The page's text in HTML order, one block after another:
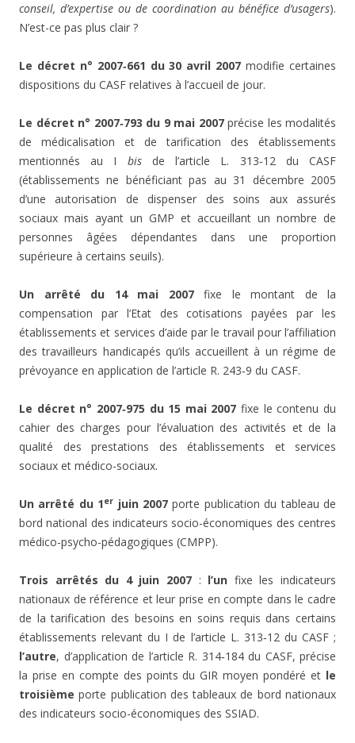
conseil, d’expertise ou de coordination au bénéfice d’usagers).
N’est-ce pas plus clair ?
Le décret n° 2007‑661 du 30 avril 2007 modifie certaines
dispositions du CASF relatives à l’accueil de jour.
Le décret n° 2007‑793 du 9 mai 2007précise les modalités
de médicalisation et de tarification des établissements
mentionnés au I bisde l’article L. 313‑12 du CASF
(établissements ne bénéficiant pas au 31 décembre 2005
d’une autorisation de dispenser des soins aux assurés
sociaux mais ayant un GMP et accueillant un nombre de
personnes âgées dépendantes dans une proportion
supérieure à certains seuils).
Un arrêté du 14 mai 2007fixe le montant de la
compensation par l’Etat des cotisations payées par les
établissements et services d’aide par le travail pour l’affiliation
des travailleurs handicapés qu’ils accueillent à un régime de
prévoyance en application de l’article R. 243‑9 du CASF.
Le décret n° 2007‑975 du 15 mai 2007 fixe le contenu du
cahier des charges pour l’évaluation des activités et de la
qualité des prestations des établissements et services
sociaux et médico-sociaux.
Un arrêté du 1er juin 2007 porte publication du tableau de
bord national des indicateurs socio-économiques des centres
médico-psycho-pédagogiques (CMPP).
Trois arrêtés du 4 juin 2007 : l’un fixe les indicateurs
nationaux de référence et leur prise en compte dans le cadre
de la tarification des besoins en soins requis dans certains
établissements relevant du I de l’article L. 313‑12 du CASF ;
l’autre, d’application de l’article R. 314‑184 du CASF, précise
la prise en compte des points du GIR moyen pondéré et le
troisième porte publication des tableaux de bord nationaux
des indicateurs socio-économiques des SSIAD.